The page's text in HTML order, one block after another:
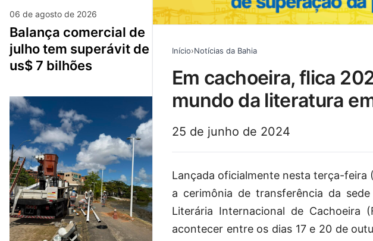
06 de agosto de 2026
balança comercial de
julho tem superávit de
us$ 7 bilhões
Início›Notícias da Bahia
em cachoeira, flica 2024 é lançada com tema “o
mundo da literatura
25 de junho de 2024
Lançada oficialmente nesta terça-
a cerimônia de transferência da
Literária Internacional de
acontecer entre os dias 17 e 20 de